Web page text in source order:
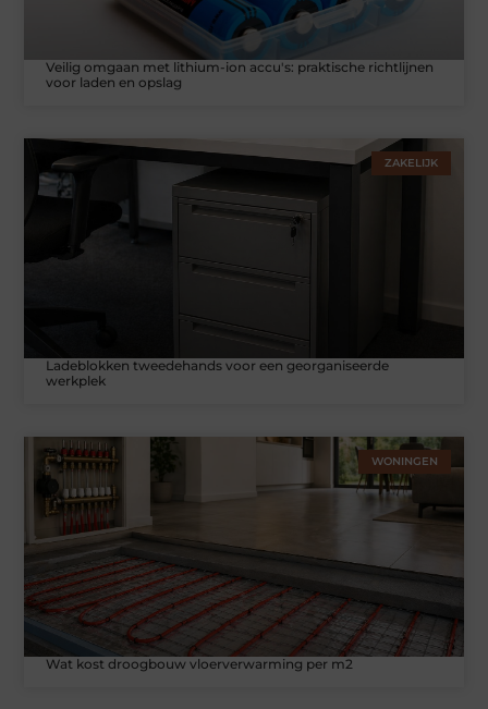
Veilig omgaan met lithium-ion accu's: praktische richtlijnen
voor laden en opslag
ZAKELIJK
Ladeblokken tweedehands voor een georganiseerde
werkplek
WONINGEN
Wat kost droogbouw vloerverwarming per m2